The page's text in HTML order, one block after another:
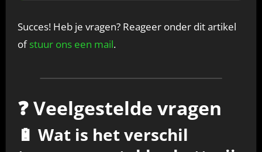
Succes! Heb je vragen? Reageer onder dit artikel
ofstuur ons een mail.
❓ Veelgestelde vragen
🔋 Wat is het verschil